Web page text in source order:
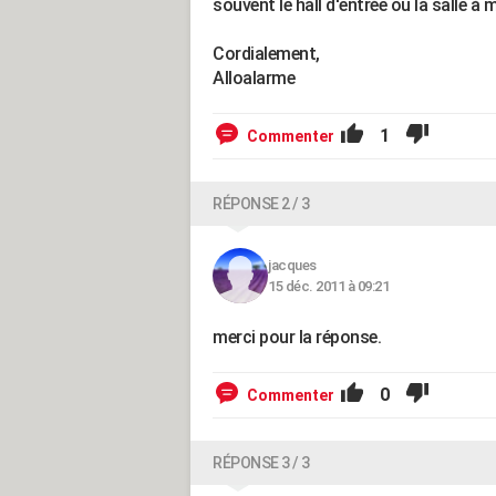
souvent le hall d'entrée ou la salle à
Cordialement,
Alloalarme
Commenter 1
RÉPONSE 2 / 3
jacques
15 déc. 2011 à 09:21
merci pour la réponse.
Commenter 0
RÉPONSE 3 / 3